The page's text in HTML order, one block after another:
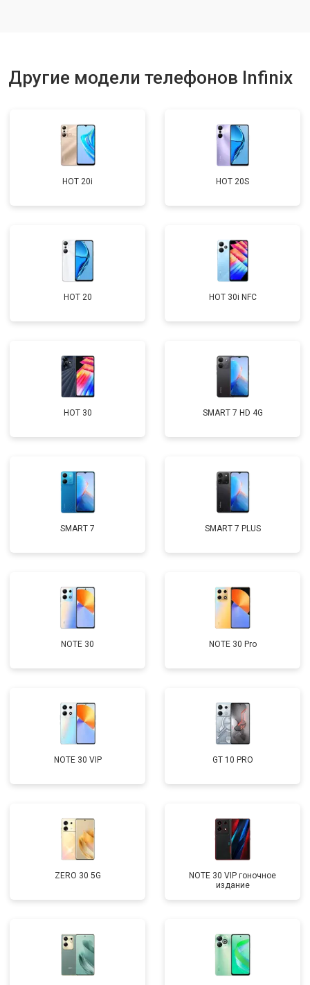
Другие модели телефонов Infinix
HOT 20i HOT 20S
HOT 20 HOT 30i NFC
HOT 30 SMART 7 HD 4G
SMART 7 SMART 7 PLUS
NOTE 30 NOTE 30 Pro
NOTE 30 VIP GT 10 PRO
ZERO 30 5G
NOTE 30 VIP гоночное
издание